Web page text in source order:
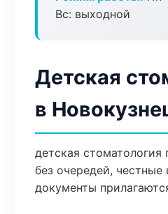
Вс: выходной
Детская
в
детская стоматология
без очередей, честные
документы